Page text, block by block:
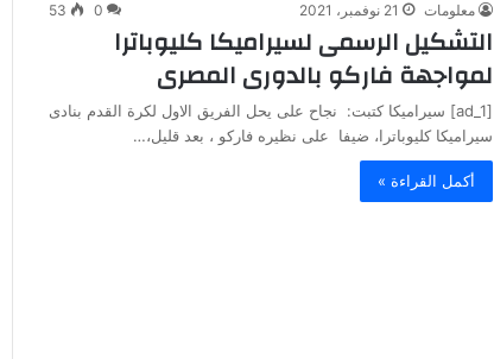
معلومات 21 نوفمبر، 2021 0
53
التشكيل الرسمى لسيراميكا كليوباترا
لمواجهة فاركو بالدورى المصرى
[ad_1] سيراميكا كتبت: نجاح على يحل الفريق الاول لكرة القدم بنادى
سيراميكا كليوباترا، ضيفا على نظيره فاركو ، بعد قليل،…
أكمل القراءة »